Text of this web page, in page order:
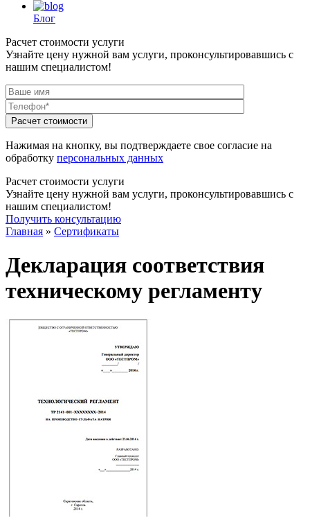
Блог
Расчет стоимости услуги
Узнайте цену нужной вам услуги, проконсультировавшись с
нашим специалистом!
Нажимая на кнопку, вы подтверждаете свое согласие на
обработку персональных данных
Расчет стоимости услуги
Узнайте цену нужной вам услуги, проконсультировавшись с
нашим специалистом!
Получить консультацию
Главная » Сертификаты
Декларация соответствия
техническому регламенту